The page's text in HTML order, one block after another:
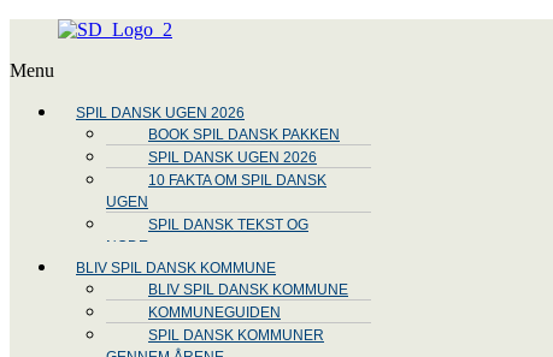
Menu
SPIL DANSK UGEN 2026
BOOK SPIL DANSK PAKKEN
SPIL DANSK UGEN 2026
10 FAKTA OM SPIL DANSK
UGEN
SPIL DANSK TEKST OG
NODE
BLIV SPIL DANSK KOMMUNE
BLIV SPIL DANSK KOMMUNE
KOMMUNEGUIDEN
SPIL DANSK KOMMUNER